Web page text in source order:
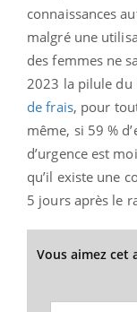
connaissances
malgré une
des femmes ne
2023 la pilule du
de frais, pour
même, si 59 %
d’urgence est
qu’il existe une
5 jours après le
Vous aimez cet